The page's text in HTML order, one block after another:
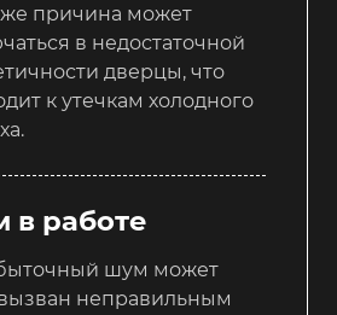
причина может
в недостаточной
дверцы, что
к утечкам холодного
в работе
шум может
неправильным